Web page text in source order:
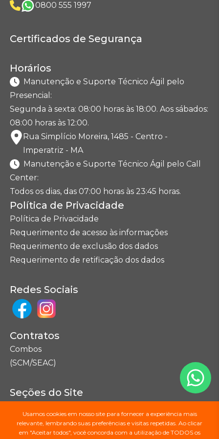
Usamos cookies em nosso site para fornecer a experiência mais
relevante, lembrando suas preferências e visitas repetidas. Ao clicar
em "Aceitar todos", você concorda com a utilização de TODOS os
0800 555 1997
Certificados de Segurança
Horários
Manutenção e Suporte Técnico Ágil pelo
Presencial:
Segunda à sexta: 08:00 horas às 18:00. Aos sábados:
08:00 horas às 12:00.
Rua Simplício Moreira, 1485 - Centro -
Imperatriz - MA
Manutenção e Suporte Técnico Ágil pelo Call
Center:
Todos os dias, das 07:00 horas às 23:45 horas.
Política de Privacidade
Política de Privacidade
Requerimento de acesso às informações
Requerimento de exclusão dos dados
Requerimento de retificação dos dados
Redes Sociais
Contratos
Combos
(SCM/SEAC)
Seções do Site